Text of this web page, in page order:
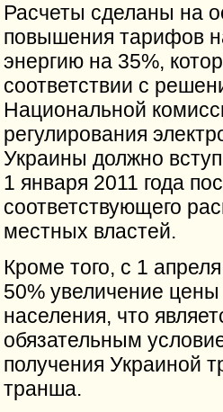
Расчеты сделаны на
повышения тарифов
энергию на 35%,
соответствии с
Национальной
регулирования
Украины должно
1 января 2011 года
соответствующего
местных властей.
Кроме того, с 1
50% увеличение цены
населения, что
обязательным
получения Украиной
транша.